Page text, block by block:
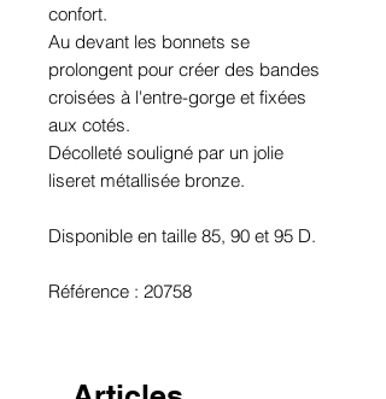
confort.
Au devant les bonnets se
prolongent pour créer des bandes
croisées à l'entre-gorge et fixées
aux cotés.
Décolleté souligné par un jolie
liseret métallisée bronze.
Disponible en taille 85, 90 et 95 D.
Référence : 20758